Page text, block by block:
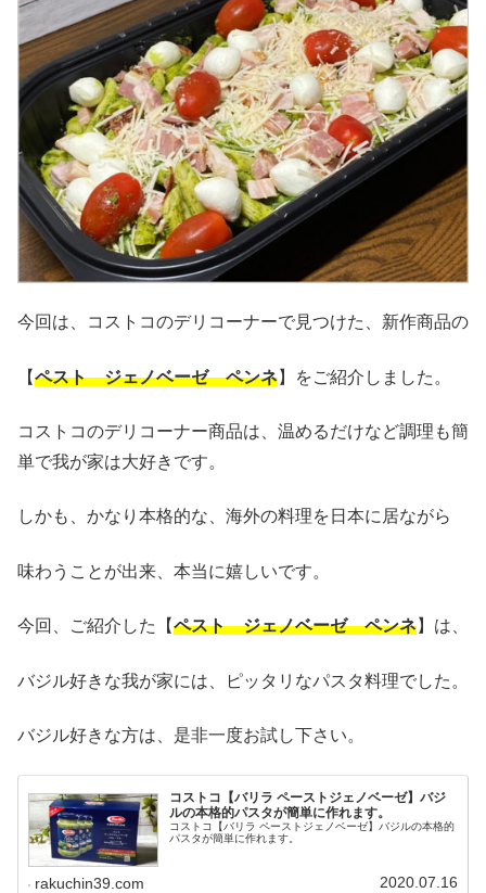
今回は、コストコのデリコーナーで見つけた、新作商品の
【ペスト ジェノベーゼ ペンネ】をご紹介しました。
コストコのデリコーナー商品は、温めるだけなど調理も簡
単で我が家は大好きです。
しかも、かなり本格的な、海外の料理を日本に居ながら
味わうことが出来、本当に嬉しいです。
今回、ご紹介した【ペスト ジェノベーゼ ペンネ】は、
バジル好きな我が家には、ピッタリなパスタ料理でした。
バジル好きな方は、是非一度お試し下さい。
コストコ【バリラ ペーストジェノベーゼ】バジ
ルの本格的パスタが簡単に作れます。
コストコ【バリラ ペーストジェノベーゼ】バジルの本格的
パスタが簡単に作れます。
rakuchin39.com 2020.07.16